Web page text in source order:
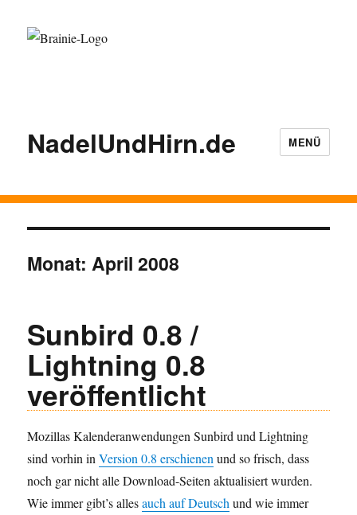
NadelUndHirn.de MENÜ
Monat:April 2008
Sunbird 0.8 /
Lightning 0.8
veröffentlicht
Mozillas Kalenderanwendungen Sunbird und Lightning
sind vorhin inVersion 0.8 erschienen und so frisch, dass
noch gar nicht alle Download-Seiten aktualisiert wurden.
Wie immer gibt’s allesauch auf Deutsch und wie immer